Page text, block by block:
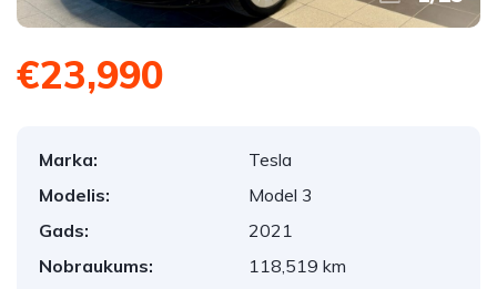
€23,990
Marka:
Tesla
Modelis:
Model 3
Gads:
2021
Nobraukums:
118,519 km